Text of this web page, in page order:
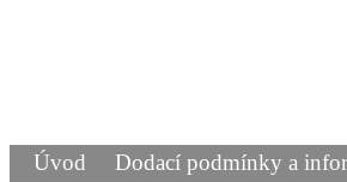
Úvod Dodací podmínky a